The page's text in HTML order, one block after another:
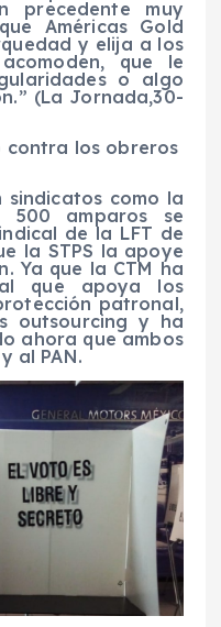
precedente muy
Américas Gold
y elija a los
que le
o algo
(La Jornada,30-
contra los obreros
sindicatos como la
amparos se
de la LFT de
la STPS la apoye
Ya que la CTM ha
que apoya los
patronal,
outsourcing y ha
ahora queambos
y al PAN.